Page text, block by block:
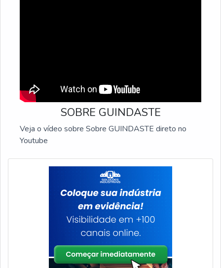
SOBRE GUINDASTE
Veja o vídeo sobre Sobre GUINDASTE direto no
Youtube